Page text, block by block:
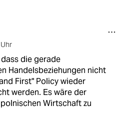
die gerade
Handelsbeziehungen nicht
First" Policy wieder
werden. Es wäre der
Wirtschaft zu